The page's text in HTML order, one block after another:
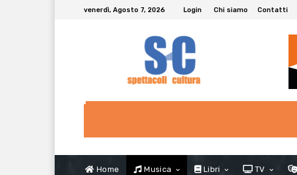
venerdì, Agosto 7, 2026 Login Chi siamo Contatti
Home Musica Libri TV